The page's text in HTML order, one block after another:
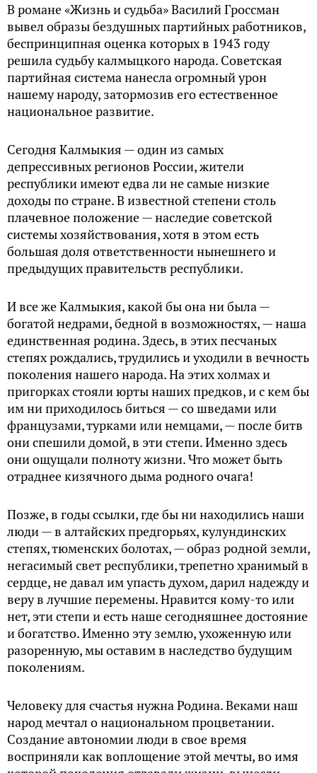
В романе «Жизнь и судьба» Василий Гроссман
вывел образы бездушных партийных работников,
беспринципная оценка которых в 1943 году
решила судьбу калмыцкого народа. Советская
партийная система нанесла огромный урон
нашему народу, затормозив его естественное
национальное развитие.
Сегодня Калмыкия — один из самых
депрессивных регионов России, жители
республики имеют едва ли не самые низкие
доходы по стране. В известной степени столь
плачевное положение — наследие советской
системы хозяйствования, хотя в этом есть
большая доля ответственности нынешнего и
предыдущих правительств республики.
И все же Калмыкия, какой бы она ни была —
богатой недрами, бедной в возможностях, — наша
единственная родина. Здесь, в этих песчаных
степях рождались, трудились и уходили в вечность
поколения нашего народа. На этих холмах и
пригорках стояли юрты наших предков, и с кем бы
им ни приходилось биться — со шведами или
французами, турками или немцами, — после битв
они спешили домой, в эти степи. Именно здесь
они ощущали полноту жизни. Что может быть
отраднее кизячного дыма родного очага!
Позже, в годы ссылки, где бы ни находились наши
люди — в алтайских предгорьях, кулундинских
степях, тюменских болотах, — образ родной земли,
негасимый свет республики, трепетно хранимый в
сердце, не давал им упасть духом, дарил надежду и
веру в лучшие перемены. Нравится кому-то или
нет, эти степи и есть наше сегодняшнее достояние
и богатство. Именно эту землю, ухоженную или
разоренную, мы оставим в наследство будущим
поколениям.
Человеку для счастья нужна Родина. Веками наш
народ мечтал о национальном процветании.
Создание автономии люди в свое время
восприняли как воплощение этой мечты, во имя